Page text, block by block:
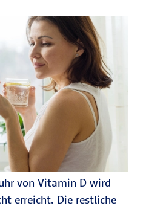
von Vitamin D wird
erreicht. Die restliche